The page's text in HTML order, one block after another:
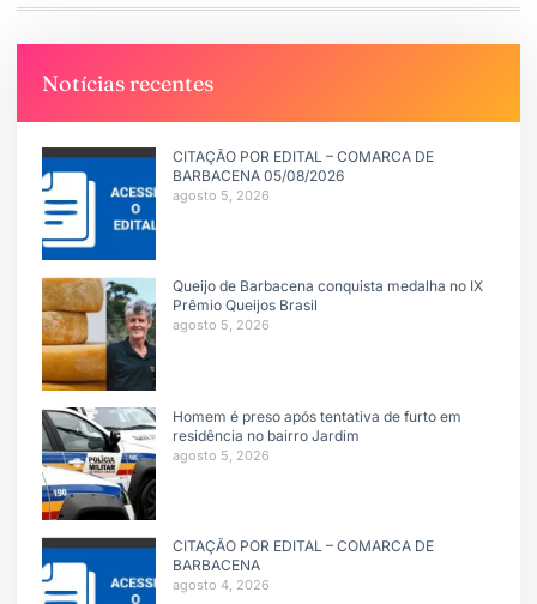
Notícias recentes
CITAÇÃO POR EDITAL – COMARCA DE
BARBACENA 05/08/2026
agosto 5, 2026
Queijo de Barbacena conquista medalha no IX
Prêmio Queijos Brasil
agosto 5, 2026
Homem é preso após tentativa de furto em
residência no bairro Jardim
agosto 5, 2026
CITAÇÃO POR EDITAL – COMARCA DE
BARBACENA
agosto 4, 2026